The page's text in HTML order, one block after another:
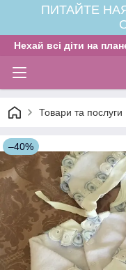
ПИТАЙТЕ
Нехай всі діти на
Товари та послуги
–40%